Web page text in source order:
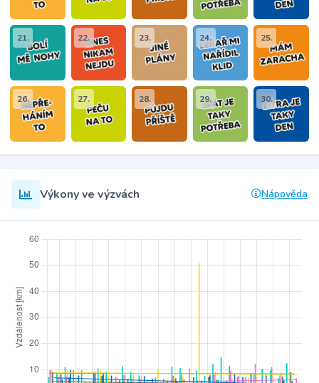
21. 22. 23. 24. 25.
26. 27. 28. 29. 30.
Výkony ve výzvách Nápověda